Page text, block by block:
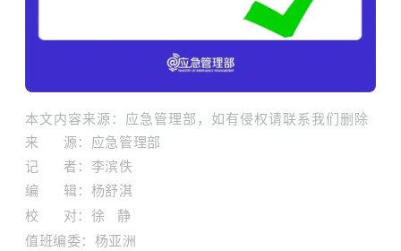
本文内容来源：应急管理部，如有侵权请联系我们删除
来 源：应急管理部
记 者：李滨佚
编 辑：杨舒淇
校 对：徐 静
值班编委：杨亚洲